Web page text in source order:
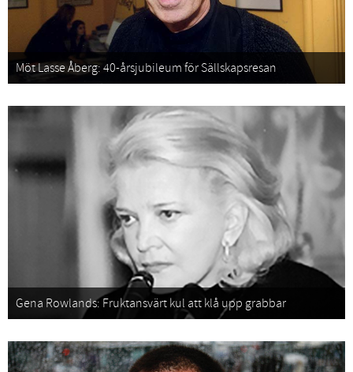
Möt Lasse Åberg: 40-årsjubileum för Sällskapsresan
Gena Rowlands: Fruktansvärt kul att klå upp grabbar